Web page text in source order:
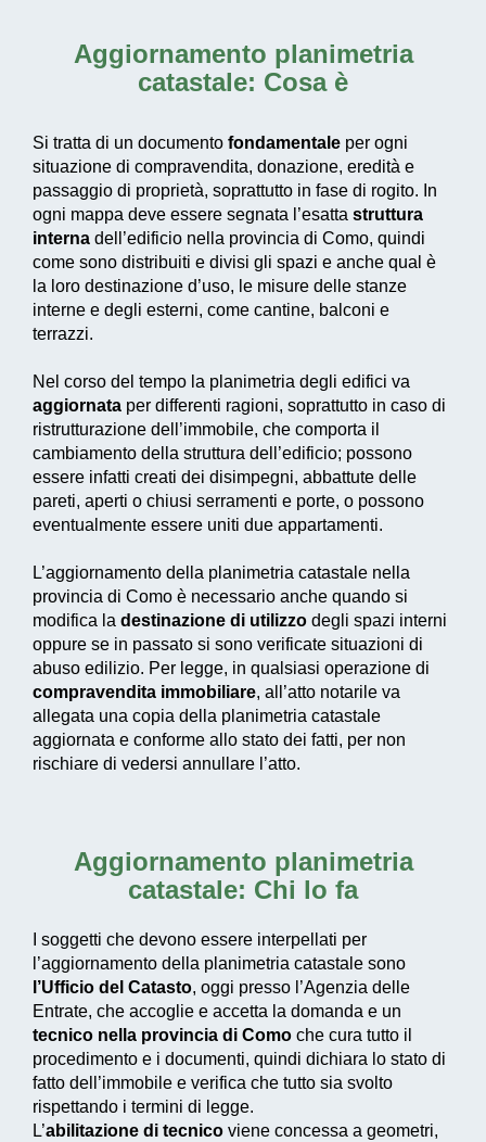
Aggiornamento planimetria
catastale: Cosa è
Si tratta di un documento fondamentale per ogni
situazione di compravendita, donazione, eredità e
passaggio di proprietà, soprattutto in fase di rogito. In
ogni mappa deve essere segnata l’esatta struttura
interna dell’edificio nella provincia di Como, quindi
come sono distribuiti e divisi gli spazi e anche qual è
la loro destinazione d’uso, le misure delle stanze
interne e degli esterni, come cantine, balconi e
terrazzi.
Nel corso del tempo la planimetria degli edifici va
aggiornata per differenti ragioni, soprattutto in caso di
ristrutturazione dell’immobile, che comporta il
cambiamento della struttura dell’edificio; possono
essere infatti creati dei disimpegni, abbattute delle
pareti, aperti o chiusi serramenti e porte, o possono
eventualmente essere uniti due appartamenti.
L’aggiornamento della planimetria catastale nella
provincia di Como è necessario anche quando si
modifica la destinazione di utilizzo degli spazi interni
oppure se in passato si sono verificate situazioni di
abuso edilizio. Per legge, in qualsiasi operazione di
compravendita immobiliare, all’atto notarile va
allegata una copia della planimetria catastale
aggiornata e conforme allo stato dei fatti, per non
rischiare di vedersi annullare l’atto.
Aggiornamento planimetria
catastale: Chi lo fa
I soggetti che devono essere interpellati per
l’aggiornamento della planimetria catastale sono
l’Ufficio del Catasto, oggi presso l’Agenzia delle
Entrate, che accoglie e accetta la domanda e un
tecnico nella provincia di Como che cura tutto il
procedimento e i documenti, quindi dichiara lo stato di
fatto dell’immobile e verifica che tutto sia svolto
rispettando i termini di legge.
L’abilitazione di tecnico viene concessa a geometri,